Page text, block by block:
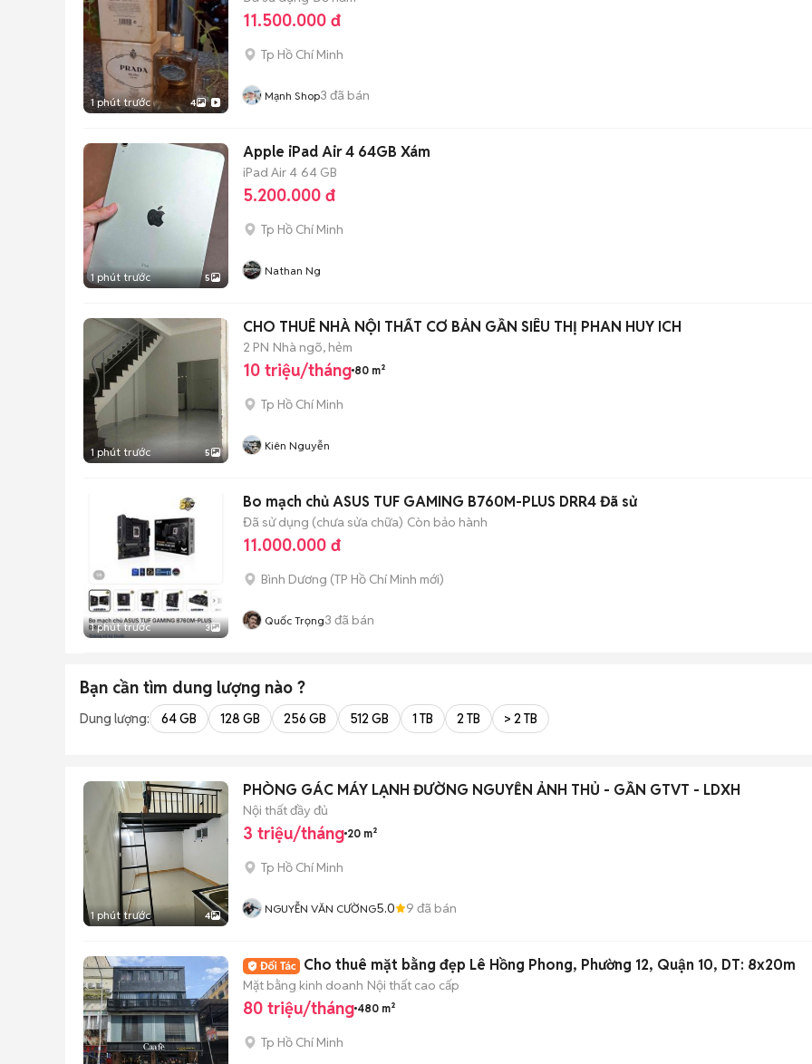
1 phút trước 4
11.500.000 đ
Tp Hồ Chí Minh
Mạnh Shop3 đã bán
1 phút trước 5
Apple iPad Air 4 64GB Xám
iPad Air 4 64 GB
5.200.000 đ
Tp Hồ Chí Minh
Nathan Ng
1 phút trước 5
CHO THUÊ NHÀ NỘI THẤT CƠ BẢN GẦN SIÊU THỊ PHAN HUY ICH
2 PN Nhà ngõ, hẻm
10 triệu/tháng 80 m²
Tp Hồ Chí Minh
Kiên Nguyễn
1 phút trước 3
Bo mạch chủ ASUS TUF GAMING B760M-PLUS DRR4 Đã sử
Đã sử dụng (chưa sửa chữa) Còn bảo hành
11.000.000 đ
Bình Dương (TP Hồ Chí Minh mới)
Quốc Trọng3 đã bán
Bạn cần tìm dung lượng nào ?
Dung lượng: 64 GB 128 GB 256 GB 512 GB 1 TB 2 TB > 2 TB
1 phút trước 4
PHÒNG GÁC MÁY LẠNH ĐƯỜNG NGUYỄN ẢNH THỦ - GẦN GTVT - LDXH
Nội thất đầy đủ
3 triệu/tháng 20 m²
Tp Hồ Chí Minh
NGUYỄN VĂN CƯỜNG5.0 9 đã bán
Cho thuê mặt bằng đẹp Lê Hồng Phong, Phường 12, Quận 10, DT: 8x20m
Mặt bằng kinh doanh Nội thất cao cấp
80 triệu/tháng 480 m²
Tp Hồ Chí Minh